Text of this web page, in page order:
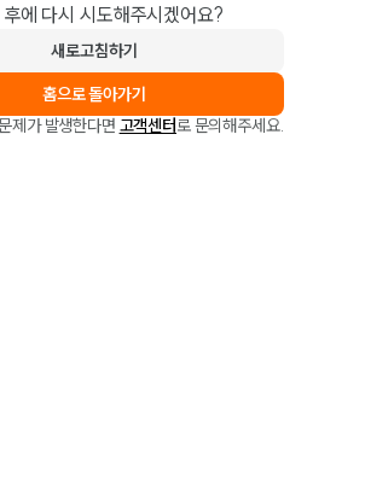
에 다시 시도해주시겠어요?
새로고침하기
홈으로 돌아가기
제가 발생한다면 고객센터로 문의해주세요.